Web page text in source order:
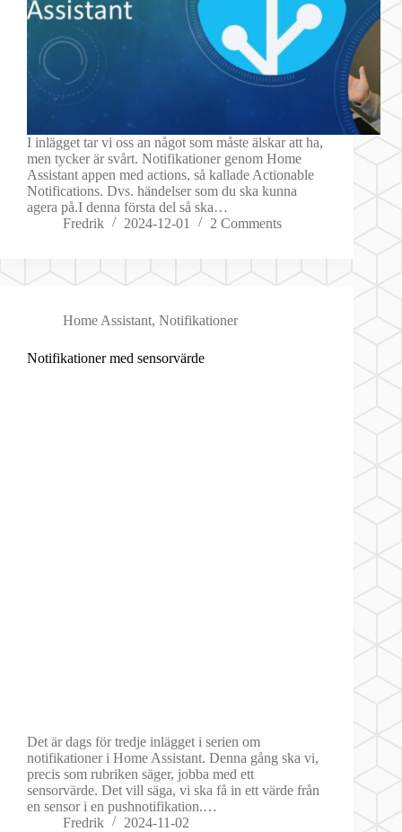
I inlägget tar vi oss an något som måste älskar att ha,
men tycker är svårt. Notifikationer genom Home
Assistant appen med actions, så kallade Actionable
Notifications. Dvs. händelser som du ska kunna
agera på.I denna första del så ska…
Fredrik
2024-12-01 2 Comments
Home Assistant, Notifikationer
Notifikationer med sensorvärde
Det är dags för tredje inlägget i serien om
notifikationer i Home Assistant. Denna gång ska vi,
precis som rubriken säger, jobba med ett
sensorvärde. Det vill säga, vi ska få in ett värde från
en sensor i en pushnotifikation.…
Fredrik
2024-11-02